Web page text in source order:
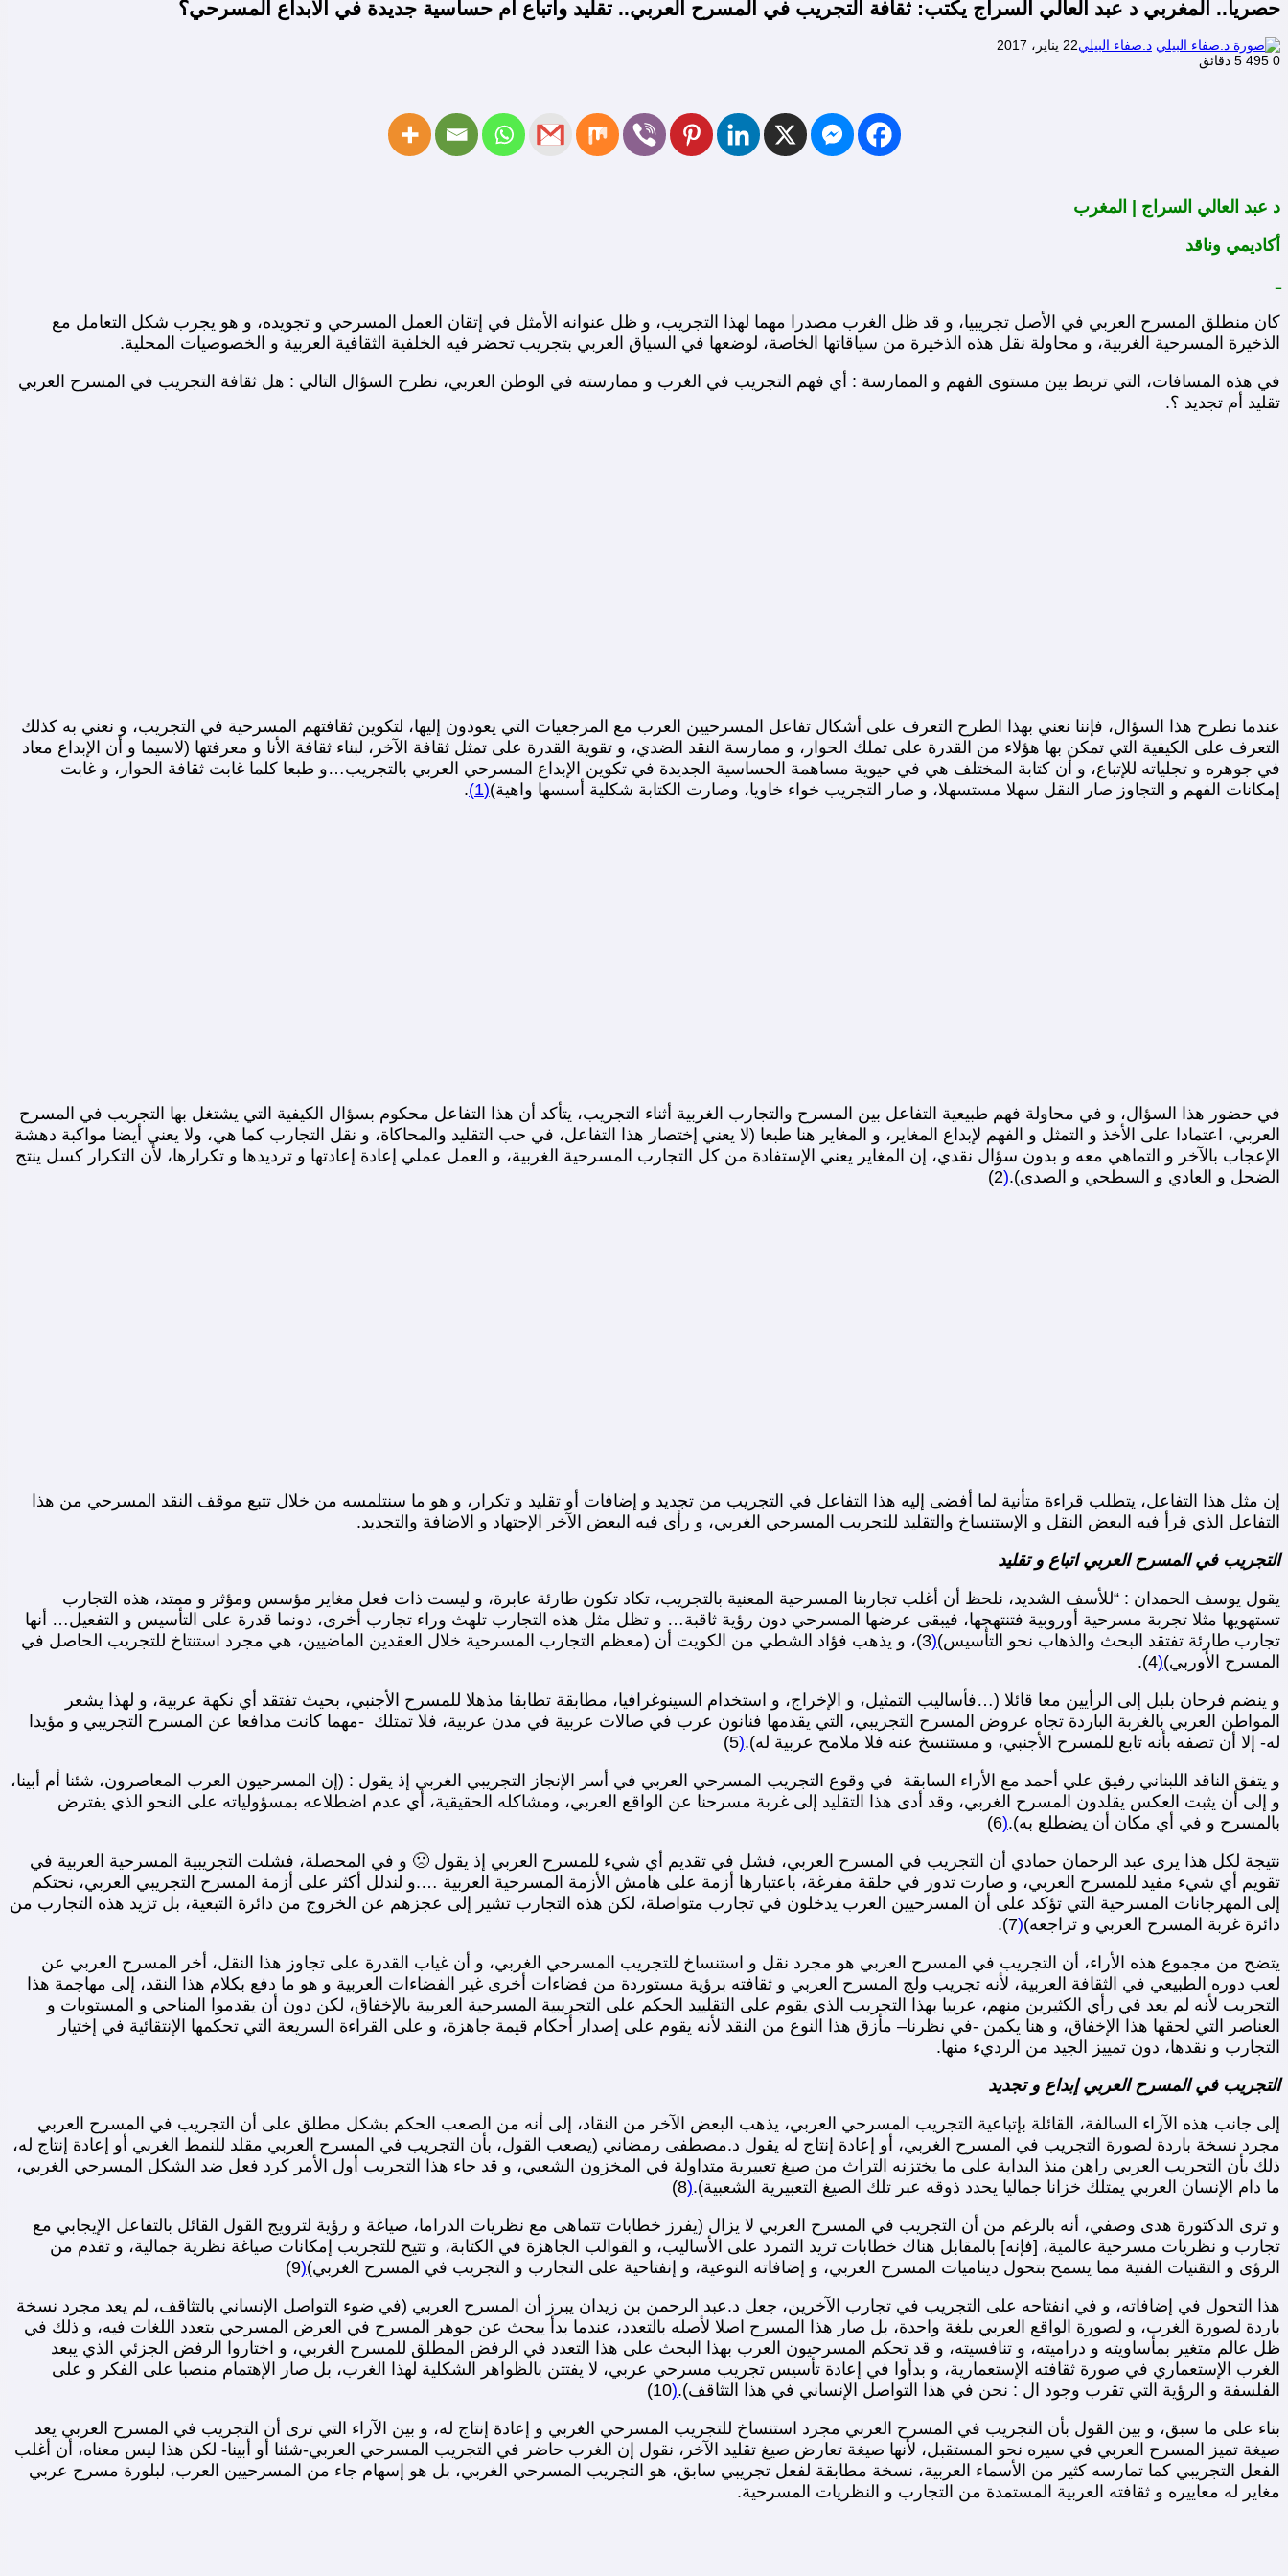
حصريا.. المغربي د عبد العالي السراج يكتب: ثقافة التجريب في المسرح العربي.. تقليد واتباع ام حساسية جديدة في الابداع المسرحي؟
د.صفاء البيلي22 يناير، 2017
0
5 دقائق
د عبد العالي السراج | المغرب
أكاديمي وناقد
ـ
كان منطلق المسرح العربي في الأصل تجريبيا، و قد ظل الغرب مصدرا مهما لهذا التجريب، و ظل عنوانه الأمثل في إتقان العمل المسرحي و تجويده، و هو يجرب شكل التعامل مع
الذخيرة المسرحية الغربية، و محاولة نقل هذه الذخيرة من سياقاتها الخاصة، لوضعها في السياق العربي بتجريب تحضر فيه الخلفية الثقافية العربية و الخصوصيات المحلية.
في هذه المسافات، التي تربط بين مستوى الفهم و الممارسة : أي فهم التجريب في الغرب و ممارسته في الوطن العربي، نطرح السؤال التالي : هل ثقافة التجريب في المسرح العربي
تقليد أم تجديد ؟.
عندما نطرح هذا السؤال، فإننا نعني بهذا الطرح التعرف على أشكال تفاعل المسرحيين العرب مع المرجعيات التي يعودون إليها، لتكوين ثقافتهم المسرحية في التجريب، و نعني به كذلك
التعرف على الكيفية التي تمكن بها هؤلاء من القدرة على تملك الحوار، و ممارسة النقد الضدي، و تقوية القدرة على تمثل ثقافة الآخر، لبناء ثقافة الأنا و معرفتها (لاسيما و أن الإبداع معاد
في جوهره و تجلياته للإتباع، و أن كتابة المختلف هي في حيوية مساهمة الحساسية الجديدة في تكوين الإبداع المسرحي العربي بالتجريب…و طبعا كلما غابت ثقافة الحوار، و غابت
إمكانات الفهم و التجاوز صار النقل سهلا مستسهلا، و صار التجريب خواء خاويا، وصارت الكتابة شكلية أسسها واهية)(1)
.
في حضور هذا السؤال، و في محاولة فهم طبيعية التفاعل بين المسرح والتجارب الغربية أثناء التجريب، يتأكد أن هذا التفاعل محكوم بسؤال الكيفية التي يشتغل بها التجريب في المسرح
العربي، اعتمادا على الأخذ و التمثل و الفهم لإبداع المغاير، و المغاير هنا طبعا (لا يعني إختصار هذا التفاعل، في حب التقليد والمحاكاة، و نقل التجارب كما هي، ولا يعني أيضا مواكبة دهشة
الإعجاب بالآخر و التماهي معه و بدون سؤال نقدي، إن المغاير يعني الإستفادة من كل التجارب المسرحية الغربية، و العمل عملي إعادة إعادتها و ترديدها و تكرارها، لأن التكرار كسل ينتج
الضحل و العادي و السطحي و الصدى).(
2)
إن مثل هذا التفاعل، يتطلب قراءة متأنية لما أفضى إليه هذا التفاعل في التجريب من تجديد و إضافات أو تقليد و تكرار، و هو ما سنتلمسه من خلال تتبع موقف النقد المسرحي من هذا
التفاعل الذي قرأ فيه البعض النقل و الإستنساخ والتقليد للتجريب المسرحي الغربي، و رأى فيه البعض الآخر الإجتهاد و الاضافة والتجديد.
التجريب في المسرح العربي اتباع و تقليد
يقول يوسف الحمدان : “للأسف الشديد، نلحظ أن أغلب تجاربنا المسرحية المعنية بالتجريب، تكاد تكون طارئة عابرة، و ليست ذات فعل مغاير مؤسس ومؤثر و ممتد، هذه التجارب
تستهويها مثلا تجربة مسرحية أوروبية فتنتهجها، فيبقى عرضها المسرحي دون رؤية ثاقبة… و تظل مثل هذه التجارب تلهث وراء تجارب أخرى، دونما قدرة على التأسيس و التفعيل… أنها
تجارب طارئة تفتقد البحث والذهاب نحو التأسيس)( 3)، و يذهب فؤاد الشطي من الكويت أن (معظم التجارب المسرحية خلال العقدين الماضيين، هي مجرد استنتاخ للتجريب الحاصل في
المسرح الأوربي)(
4).
و ينضم فرحان بلبل إلى الرأيين معا قائلا (…فأساليب التمثيل، و الإخراج، و استخدام السينوغرافيا، مطابقة تطابقا مذهلا للمسرح الأجنبي، بحيث تفتقد أي نكهة عربية، و لهذا يشعر
المواطن العربي بالغربة الباردة تجاه عروض المسرح التجريبي، التي يقدمها فنانون عرب في صالات عربية في مدن عربية، فلا تمتلك -مهما كانت مدافعا عن المسرح التجريبي و مؤيدا
له- إلا أن تصفه بأنه تابع للمسرح الأجنبي، و مستنسخ عنه فلا ملامح عربية له).(
5)
و يتفق الناقد اللبناني رفيق علي أحمد مع الأراء السابقة في وقوع التجريب المسرحي العربي في أسر الإنجاز التجريبي الغربي إذ يقول : (إن المسرحيون العرب المعاصرون، شئنا أم أبينا،
و إلى أن يثبت العكس يقلدون المسرح الغربي، وقد أدى هذا التقليد إلى غربة مسرحنا عن الواقع العربي، ومشاكله الحقيقية، أي عدم اضطلاعه بمسؤولياته على النحو الذي يفترض
بالمسرح و في أي مكان أن يضطلع به).(
6)
نتيجة لكل هذا يرى عبد الرحمان حمادي أن التجريب في المسرح العربي، فشل في تقديم أي شيء للمسرح العربي إذ يقول 🙁 و في المحصلة، فشلت التجريبية المسرحية العربية في
تقويم أي شيء مفيد للمسرح العربي، و صارت تدور في حلقة مفرغة، باعتبارها أزمة على هامش الأزمة المسرحية العربية ….و لندلل أكثر على أزمة المسرح التجريبي العربي، نحتكم
إلى المهرجانات المسرحية التي تؤكد على أن المسرحيين العرب يدخلون في تجارب متواصلة، لكن هذه التجارب تشير إلى عجزهم عن الخروج من دائرة التبعية، بل تزيد هذه التجارب من
دائرة غربة المسرح العربي و تراجعه)(
7).
يتضح من مجموع هذه الأراء، أن التجريب في المسرح العربي هو مجرد نقل و استنساخ للتجريب المسرحي الغربي، و أن غياب القدرة على تجاوز هذا النقل، أخر المسرح العربي عن
لعب دوره الطبيعي في الثقافة العربية، لأنه تجريب ولج المسرح العربي و ثقافته برؤية مستوردة من فضاءات أخرى غير الفضاءات العربية و هو ما دفع بكلام هذا النقد، إلى مهاجمة هذا
التجريب لأنه لم يعد في رأي الكثيرين منهم، عربيا بهذا التجريب الذي يقوم على التقلييد الحكم على التجريبية المسرحية العربية بالإخفاق، لكن دون أن يقدموا المناحي و المستويات و
العناصر التي لحقها هذا الإخفاق، و هنا يكمن -في نظرنا– مأزق هذا النوع من النقد لأنه يقوم على إصدار أحكام قيمة جاهزة، و على القراءة السريعة التي تحكمها الإنتقائية في إختيار
التجارب و نقدها، دون تمييز الجيد من الرديء منها.
التجريب في المسرح العربي إبداع و تجديد
إلى جانب هذه الآراء السالفة، القائلة بإتباعية التجريب المسرحي العربي، يذهب البعض الآخر من النقاد، إلى أنه من الصعب الحكم بشكل مطلق على أن التجريب في المسرح العربي
مجرد نسخة باردة لصورة التجريب في المسرح الغربي، أو إعادة إنتاج له يقول د.مصطفى رمضاني (يصعب القول، بأن التجريب في المسرح العربي مقلد للنمط الغربي أو إعادة إنتاج له،
ذلك بأن التجريب العربي راهن منذ البداية على ما يختزنه التراث من صيغ تعبيرية متداولة في المخزون الشعبي، و قد جاء هذا التجريب أول الأمر كرد فعل ضد الشكل المسرحي الغربي،
ما دام الإنسان العربي يمتلك خزانا جماليا يحدد ذوقه عبر تلك الصيغ التعبيرية الشعبية).(
8)
و ترى الدكتورة هدى وصفي، أنه بالرغم من أن التجريب في المسرح العربي لا يزال (يفرز خطابات تتماهى مع نظريات الدراما، صياغة و رؤية لترويج القول القائل بالتفاعل الإيجابي مع
تجارب و نظريات مسرحية عالمية، [فإنه] بالمقابل هناك خطابات تريد التمرد على الأساليب، و القوالب الجاهزة في الكتابة، و تتيح للتجريب إمكانات صياغة نظرية جمالية، و تقدم من
الرؤى و التقنيات الفنية مما يسمح بتحول ديناميات المسرح العربي، و إضافاته النوعية، و إنفتاحية على التجارب و التجريب في المسرح الغربي)(
9)
هذا التحول في إضافاته، و في انفتاحه على التجريب في تجارب الآخرين، جعل د.عبد الرحمن بن زيدان يبرز أن المسرح العربي (في ضوء التواصل الإنساني بالتثاقف، لم يعد مجرد نسخة
باردة لصورة الغرب، و لصورة الواقع العربي بلغة واحدة، بل صار هذا المسرح اصلا لأصله بالتعدد، عندما بدأ يبحث عن جوهر المسرح في العرض المسرحي بتعدد اللغات فيه، و ذلك في
ظل عالم متغير بمأساويته و دراميته، و تنافسيته، و قد تحكم المسرحيون العرب بهذا البحث على هذا التعدد في الرفض المطلق للمسرح الغربي، و اختاروا الرفض الجزئي الذي يبعد
الغرب الإستعماري في صورة ثقافته الإستعمارية، و بدأوا في إعادة تأسيس تجريب مسرحي عربي، لا يفتتن بالظواهر الشكلية لهذا الغرب، بل صار الإهتمام منصبا على الفكر و على
الفلسفة و الرؤية التي تقرب وجود ال : نحن في هذا التواصل الإنساني في هذا التثاقف).(
10)
بناء على ما سبق، و بين القول بأن التجريب في المسرح العربي مجرد استنساخ للتجريب المسرحي الغربي و إعادة إنتاج له، و بين الآراء التي ترى أن التجريب في المسرح العربي يعد
صيغة تميز المسرح العربي في سيره نحو المستقبل، لأنها صيغة تعارض صيغ تقليد الآخر، نقول إن الغرب حاضر في التجريب المسرحي العربي-شئنا أو أبينا- لكن هذا ليس معناه، أن أغلب
الفعل التجريبي كما تمارسه كثير من الأسماء العربية، نسخة مطابقة لفعل تجريبي سابق، هو التجريب المسرحي الغربي، بل هو إسهام جاء من المسرحيين العرب، لبلورة مسرح عربي
مغاير له معاييره و ثقافته العربية المستمدة من التجارب و النظريات المسرحية.